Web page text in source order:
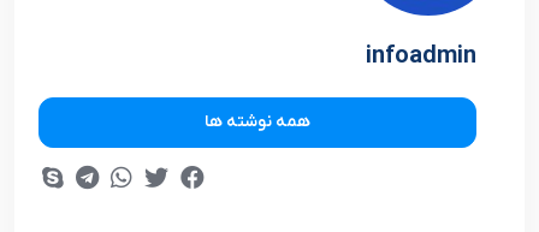
infoadmin
همه نوشته ها